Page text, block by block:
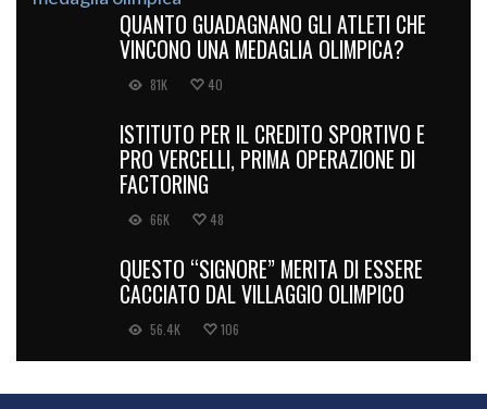
QUANTO GUADAGNANO GLI ATLETI CHE
VINCONO UNA MEDAGLIA OLIMPICA?
81K 40
ISTITUTO PER IL CREDITO SPORTIVO E
PRO VERCELLI, PRIMA OPERAZIONE DI
FACTORING
66K 48
QUESTO “SIGNORE” MERITA DI ESSERE
CACCIATO DAL VILLAGGIO OLIMPICO
56.4K 106